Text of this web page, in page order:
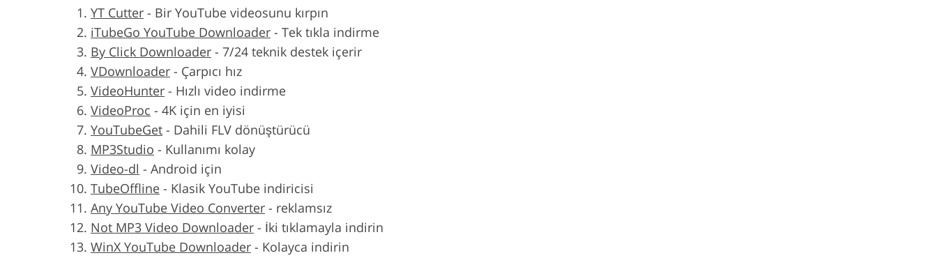
YT Cutter - Bir YouTube videosunu kırpın
iTubeGo YouTube Downloader - Tek tıkla indirme
By Click Downloader - 7/24 teknik destek içerir
VDownloader - Çarpıcı hız
VideoHunter - Hızlı video indirme
VideoProc - 4K için en iyisi
YouTubeGet - Dahili FLV dönüştürücü
MP3Studio - Kullanımı kolay
Video-dl - Android için
TubeOffline - Klasik YouTube indiricisi
Any YouTube Video Converter - reklamsız
Not MP3 Video Downloader - İki tıklamayla indirin
WinX YouTube Downloader - Kolayca indirin